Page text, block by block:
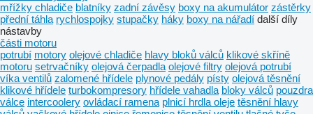
mřížky chladiče blatníky zadní závěsy boxy na akumulátor zástěrky
přední táhla rychlospojky stupačky háky boxy na nářadí další díly
nástavby
části motoru
potrubí motory olejové chladiče hlavy bloků válců klikové skříně
motoru setrvačníky olejová čerpadla olejové filtry olejová potrubí
víka ventilů zalomené hřídele plynové pedály písty olejová těsnění
klikové hřídele turbokompresory hřídele vahadla bloky válců pouzdra
válce intercoolery ovládací ramena plnicí hrdla oleje těsnění hlavy